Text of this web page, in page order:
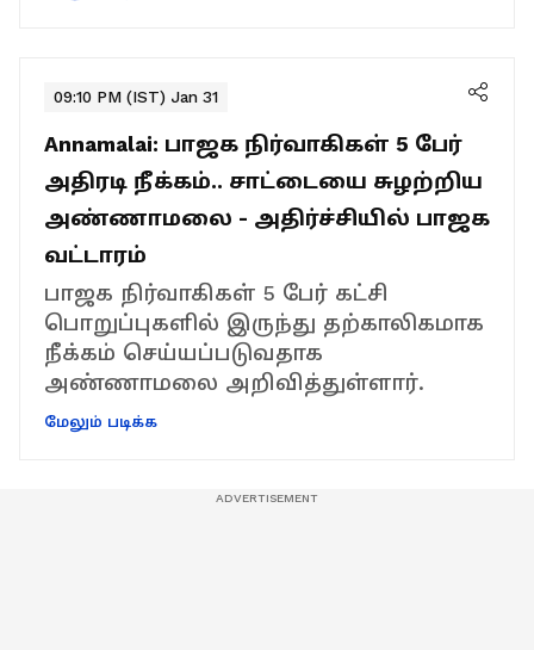
09:10 PM (IST) Jan 31
Annamalai: பாஜக நிர்வாகிகள் 5 பேர்
அதிரடி நீக்கம்.. சாட்டையை சுழற்றிய
அண்ணாமலை - அதிர்ச்சியில் பாஜக
வட்டாரம்
பாஜக நிர்வாகிகள் 5 பேர் கட்சி
பொறுப்புகளில் இருந்து தற்காலிகமாக
நீக்கம் செய்யப்படுவதாக
அண்ணாமலை அறிவித்துள்ளார்.
மேலும் படிக்க